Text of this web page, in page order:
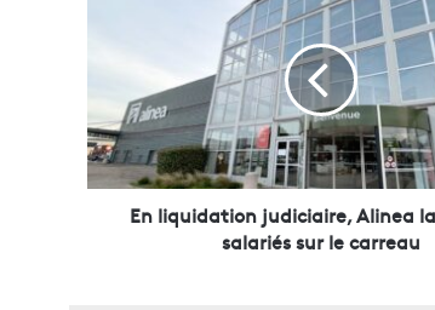
u
i
d
a
En liquidation judiciaire, Alinea
salariés sur le carreau